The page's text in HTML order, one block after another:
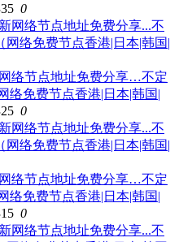
0
网络节点地址免费分享…不定
免费节点香港|日本|韩国|
0
网络节点地址免费分享…不定
免费节点香港|日本|韩国|
0